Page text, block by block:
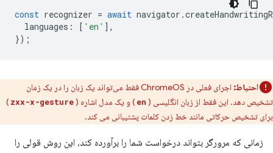
const recognizer = await navigator .
languages : [ 'en' ],
});
احتیاط:
اجرای فعلی در ChromeOS فقط می‌تواند یک زبان را در یک زمان
تشخیص دهد. این فقط از زبان انگلیسی ( en ) و یک مدل اشاره (zxx-x-gesture
)
برای تشخیص حرکاتی مانند خط زدن کلمات پشتیبانی می کند.
زمانی که مرورگر بتواند درخواست شما را برآورده کند، این روش قولی را